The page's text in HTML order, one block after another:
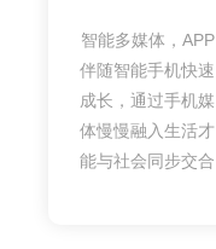
智能多媒体，APP
伴随智能手机快速
成长，通过手机媒
体慢慢融入生活才
能与社会同步交合